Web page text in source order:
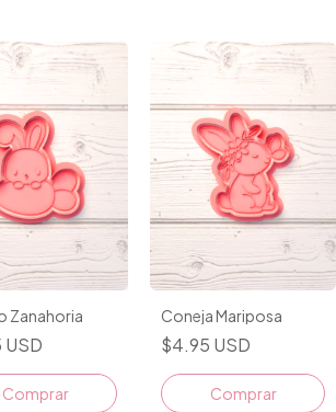
Zanahoria
Comprar
Coneja Mariposa
$4.95 USD
Comprar